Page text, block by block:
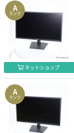
A
ランク
ネットショップ
A
ランク